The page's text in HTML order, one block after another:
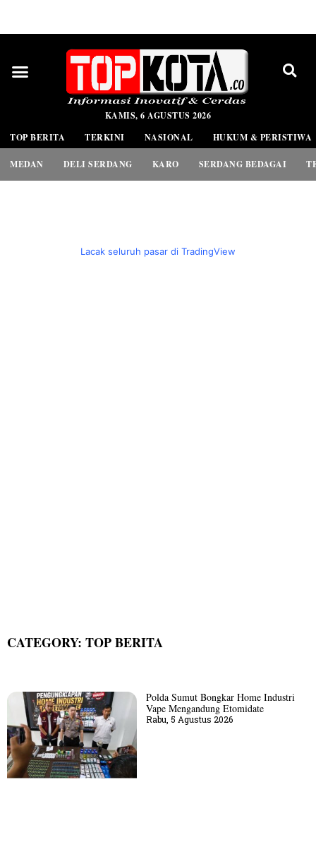
KAMIS, 6 AGUSTUS 2026
TOP BERITA
TERKINI NASIONAL HUKUM & PERISTIWA
MEDAN DELI SERDANG KARO SERDANG BEDAGAI
Lacak seluruh pasar di TradingView
CATEGORY: TOP BERITA
Polda Sumut Bongkar Home Industri
Vape Mengandung Etomidate
Rabu, 5 Agustus 2026